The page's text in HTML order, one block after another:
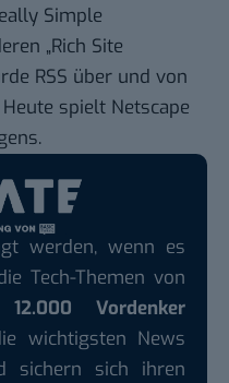
Simple
„Rich Site
RSS über und von
spielt Netscape
werden, wenn es
Tech-Themen von
12.000 Vordenker
wichtigsten News
sichern sich ihren